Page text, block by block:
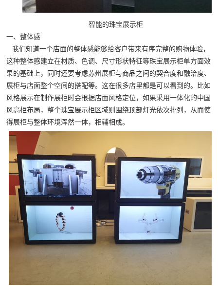
智能的珠宝展示柜
一、整体感
我们知道一个店面的整体感能够给客户带来有序完整的购物体验，
这种整体感建立在材质、色调、尺寸形状特征等珠宝展示柜单方面效
果的基础上，同时还要考虑苏州展柜与商品之间的契合度和融洽度、
展柜与店面整个空间的搭配等。这在很多店里都是可以看到的。比如
风格展示在制作展柜时会根据店面风格定位，如果采用一体化的中国
风高柜布局，整个珠宝展示柜区域则围绕顶部灯光依次排列，从而使
得展柜与整体环境浑然一体，相辅相成。